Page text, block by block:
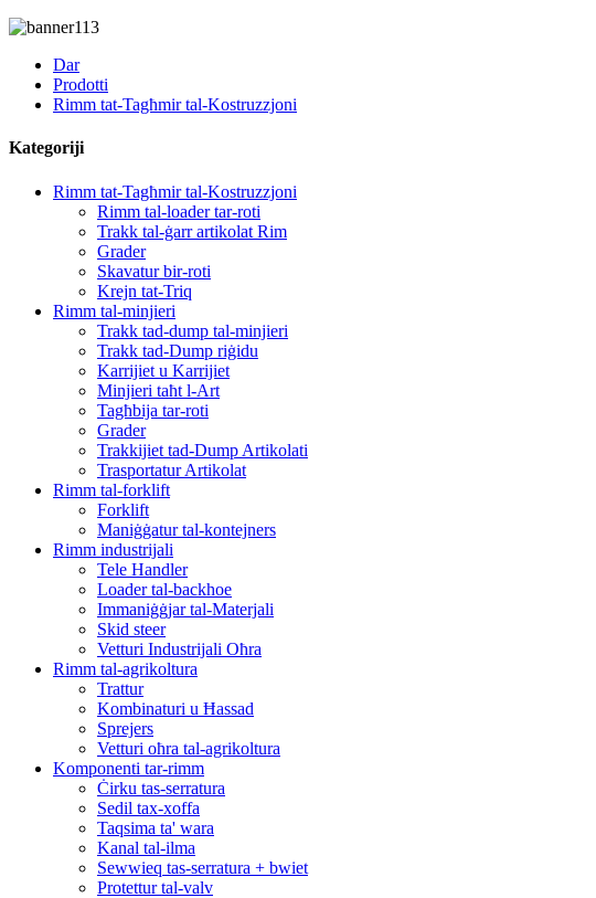
Dar
Prodotti
Rimm tat-Tagħmir tal-Kostruzzjoni
Kategoriji
Rimm tat-Tagħmir tal-Kostruzzjoni
Rimm tal-loader tar-roti
Trakk tal-ġarr artikolat Rim
Grader
Skavatur bir-roti
Krejn tat-Triq
Rimm tal-minjieri
Trakk tad-dump tal-minjieri
Trakk tad-Dump riġidu
Karrijiet u Karrijiet
Minjieri taħt l-Art
Tagħbija tar-roti
Grader
Trakkijiet tad-Dump Artikolati
Trasportatur Artikolat
Rimm tal-forklift
Forklift
Maniġġatur tal-kontejners
Rimm industrijali
Tele Handler
Loader tal-backhoe
Immaniġġjar tal-Materjali
Skid steer
Vetturi Industrijali Oħra
Rimm tal-agrikoltura
Trattur
Kombinaturi u Ħassad
Sprejers
Vetturi oħra tal-agrikoltura
Komponenti tar-rimm
Ċirku tas-serratura
Sedil tax-xoffa
Taqsima ta' wara
Kanal tal-ilma
Sewwieq tas-serratura + bwiet
Protettur tal-valv